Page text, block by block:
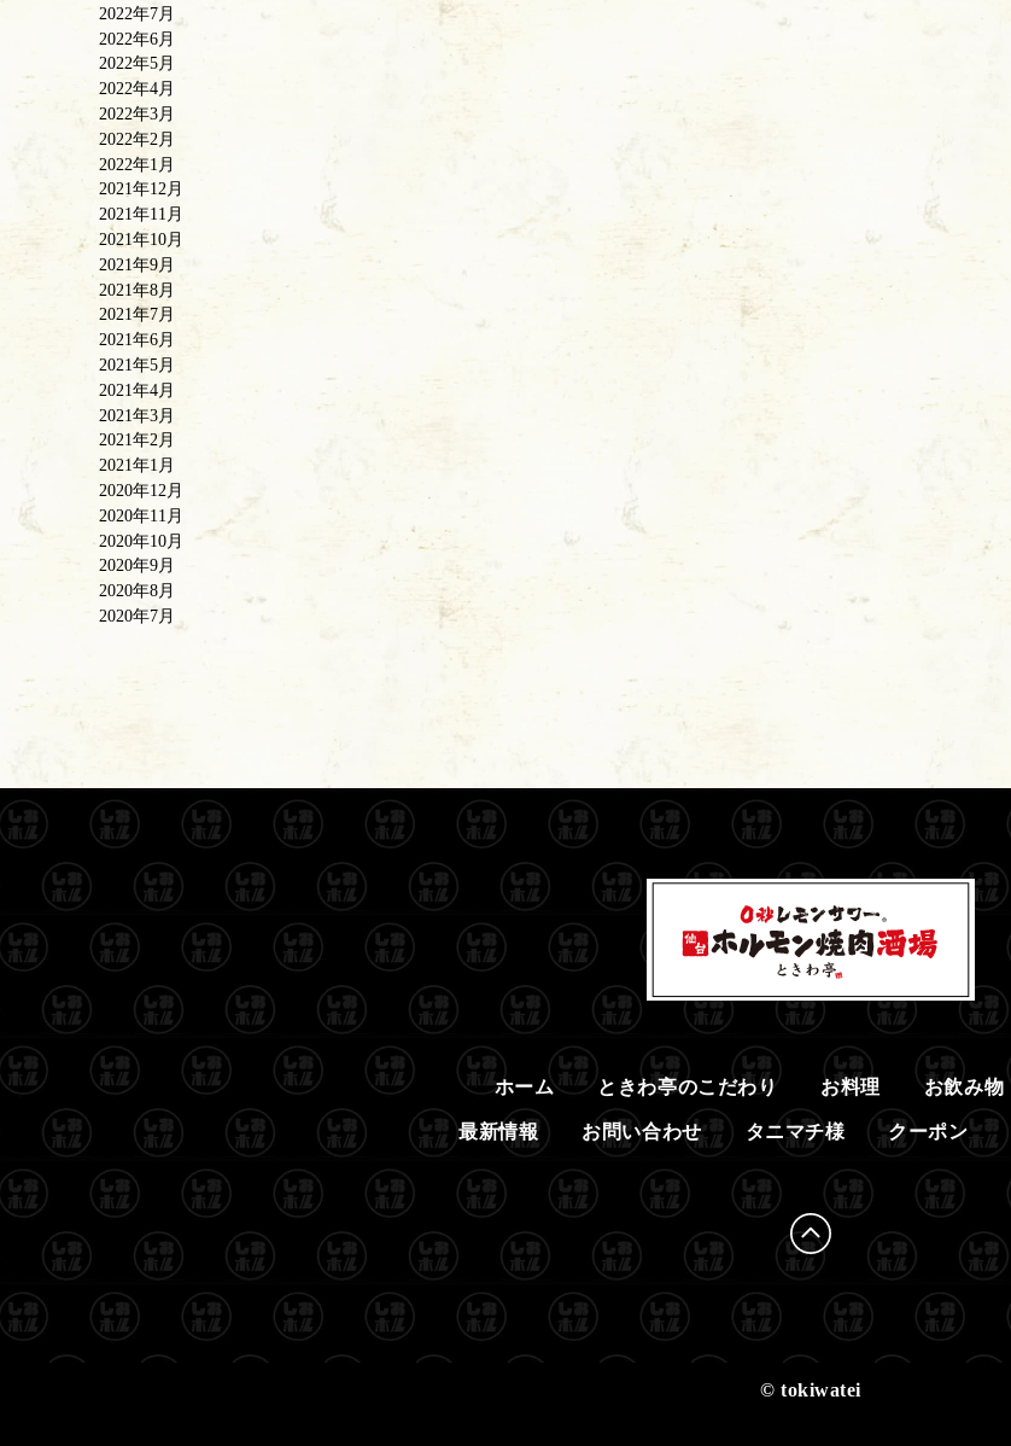
2022年7月
2022年6月
2022年5月
2022年4月
2022年3月
2022年2月
2022年1月
2021年12月
2021年11月
2021年10月
2021年9月
2021年8月
2021年7月
2021年6月
2021年5月
2021年4月
2021年3月
2021年2月
2021年1月
2020年12月
2020年11月
2020年10月
2020年9月
2020年8月
2020年7月
ホーム ときわ亭のこだわり お料理 お飲み物
最新情報 お問い合わせ タニマチ様 クーポン
© tokiwatei